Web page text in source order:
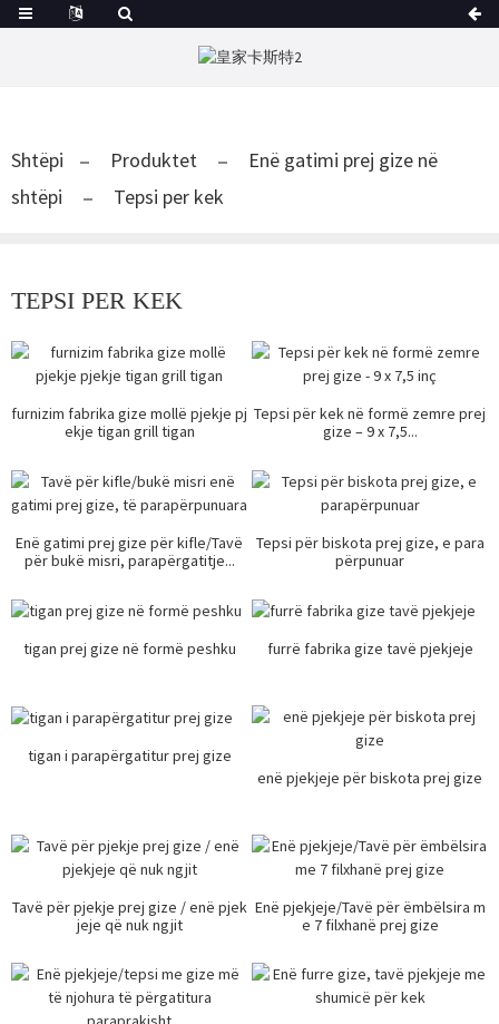
Shtëpi Produktet
Enë gatimi prej gize në
shtëpi
Tepsi per kek
TEPSI PER KEK
furnizim fabrika gize mollë pjekje pj
ekje tigan grill tigan
Tepsi për kek në formë zemre prej
gize – 9 x 7,5...
Enë gatimi prej gize për kifle/Tavë
për bukë misri, parapërgatitje...
Tepsi për biskota prej gize, e para
përpunuar
tigan prej gize në formë peshku furrë fabrika gize tavë pjekjeje
tigan i parapërgatitur prej gize
enë pjekjeje për biskota prej gize
Tavë për pjekje prej gize / enë pjek
jeje që nuk ngjit
Enë pjekjeje/Tavë për ëmbëlsira m
e 7 filxhanë prej gize